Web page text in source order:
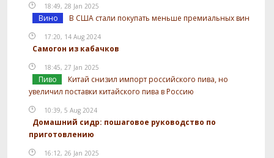
18:49, 28 Jan 2025
Вино В США стали покупать меньше премиальных вин
17:20, 14 Aug 2024
Самогон из кабачков
18:45, 27 Jan 2025
Пиво
Китай снизил импорт российского пива, но
увеличил поставки китайского пива в Россию
10:39, 5 Aug 2024
Домашний сидр: пошаговое руководство по
приготовлению
16:12, 26 Jan 2025